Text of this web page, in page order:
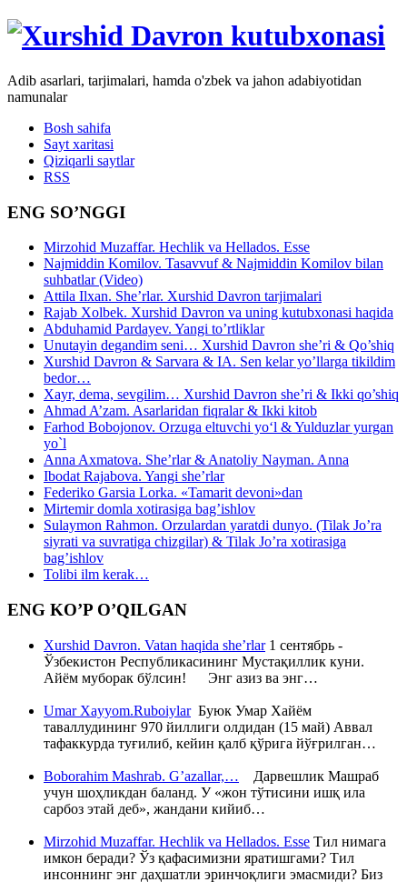
Adib asarlari, tarjimalari, hamda o'zbek va jahon adabiyotidan
namunalar
Bosh sahifa
Sayt xaritasi
Qiziqarli saytlar
RSS
ENG SO’NGGI
Mirzohid Muzaffar. Hechlik va Hellados. Esse
Najmiddin Komilov. Tasavvuf & Najmiddin Komilov bilan
suhbatlar (Video)
Attila Ilxan. She’rlar. Xurshid Davron tarjimalari
Rajab Xolbek. Xurshid Davron va uning kutubxonasi haqida
Abduhamid Pardayev. Yangi to’rtliklar
Unutayin degandim seni… Xurshid Davron she’ri & Qo’shiq
Xurshid Davron & Sarvara & IA. Sen kelar yo’llarga tikildim
bedor…
Xayr, dema, sevgilim… Xurshid Davron she’ri & Ikki qo’shiq
Ahmad A’zam. Asarlaridan fiqralar & Ikki kitob
Farhod Bobojonov. Orzuga eltuvchi yo‘l & Yulduzlar yurgan
yo`l
Anna Axmatova. She’rlar & Anatoliy Nayman. Anna
Ibodat Rajabova. Yangi she’rlar
Federiko Garsia Lorka. «Tamarit devoni»dan
Mirtemir domla xotirasiga bag’ishlov
Sulaymon Rahmon. Orzulardan yaratdi dunyo. (Tilak Jo’ra
siyrati va suvratiga chizgilar) & Tilak Jo’ra xotirasiga
bag’ishlov
Tolibi ilm kerak…
ENG KO’P O’QILGAN
Xurshid Davron. Vatan haqida she’rlar1 сентябрь -
Ўзбекистон Республикасининг Мустақиллик куни.
Айём муборак бўлсин! Энг азиз ва энг…
Umar Xayyom.RuboiylarБуюк Умар Хайём
таваллудининг 970 йиллиги олдидан (15 май) Аввал
тафаккурда туғилиб, кейин қалб қўрига йўғрилган…
Boborahim Mashrab. G’azallar,… Дарвешлик Машраб
учун шоҳликдан баланд. У «жон тўтисини ишқ ила
сарбоз этай деб», жандани кийиб…
Mirzohid Muzaffar. Hechlik va Hellados. Esse Тил нимага
имкон беради? Ўз қафасимизни яратишгами? Тил
инсоннинг энг даҳшатли эринчоқлиги эмасмиди? Биз